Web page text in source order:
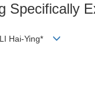
Specifically
Hai-Ying*